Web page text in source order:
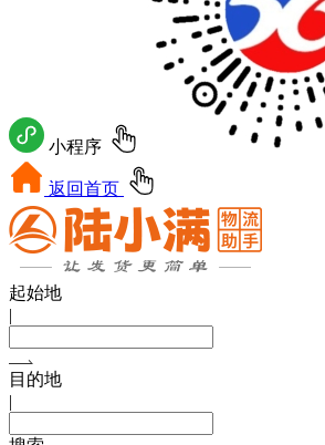
小程序
返回首页
起始地
|
目的地
|